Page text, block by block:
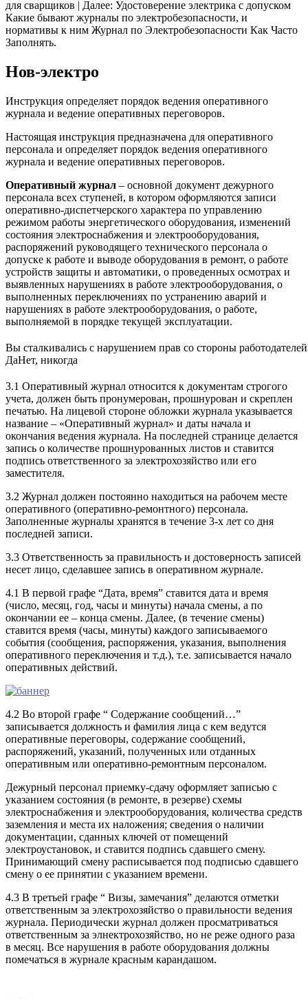
для сварщиков | Далее: Удостоверение электрика с допуском
Какие бывают журналы по электробезопасности, и
нормативы к ним Журнал по Электробезопасности Как Часто
Заполнять.
Нов-электро
Инструкция определяет порядок ведения оперативного
журнала и ведение оперативных переговоров.
Настоящая инструкция предназначена для оперативного
персонала и определяет порядок ведения оперативного
журнала и ведение оперативных переговоров.
Оперативный журнал – основной документ дежурного
персонала всех ступеней, в котором оформляются записи
оперативно-диспетчерского характера по управлению
режимом работы энергетического оборудования, изменений
состояния электроснабжения и электрооборудования,
распоряжений руководящего технического персонала о
допуске к работе и выводе оборудования в ремонт, о работе
устройств защиты и автоматики, о проведенных осмотрах и
выявленных нарушениях в работе электрооборудования, о
выполненных переключениях по устранению аварий и
нарушениях в работе электрооборудования, о работе,
выполняемой в порядке текущей эксплуатации.
Вы сталкивались с нарушением прав со стороны
ДаНет, никогда
3.1 Оперативный журнал относится к документам строгого
учета, должен быть пронумерован, прошнурован и скреплен
печатью. На лицевой стороне обложки журнала указывается
название – «Оперативный журнал» и даты начала и
окончания ведения журнала. На последней странице делается
запись о количестве прошнурованных листов и ставится
подпись ответственного за электрохозяйство или его
заместителя.
3.2 Журнал должен постоянно находиться на рабочем месте
оперативного (оперативно-ремонтного) персонала.
Заполненные журналы хранятся в течение 3-х лет со дня
последней записи.
3.3 Ответственность за правильность и достоверность записей
несет лицо, сделавшее запись в оперативном журнале.
4.1 В первой графе “Дата, время” ставится дата и время
(число, месяц, год, часы и минуты) начала смены, а по
окончании ее – конца смены. Далее, (в течение смены)
ставится время (часы, минуты) каждого записываемого
события (сообщения, распоряжения, указания, выполнения
оперативного переключения и т.д.), т.е. записывается начало
оперативных действий.
4.2 Во второй графе “ Содержание сообщений…”
записывается должность и фамилия лица с кем ведутся
оперативные переговоры, содержание сообщений,
распоряжений, указаний, полученных или отданных
оперативным или оперативно-ремонтным персоналом.
Дежурный персонал приемку-сдачу оформляет записью с
указанием состояния (в ремонте, в резерве) схемы
электроснабжения и электрооборудования, количества средств
заземления и места их наложения; сведения о наличии
документации, сданных ключей от помещений
электроустановок, и ставится подпись сдавшего смену.
Принимающий смену расписывается под подписью сдавшего
смену о ее принятии с указанием времени.
4.3 В третьей графе “ Визы, замечания” делаются отметки
ответственным за электрохозяйство о правильности ведения
журнала. Периодически журнал должен просматриваться
ответственным за элнектрохозяйство, но не реже одного раза
в месяц. Все нарушения в работе оборудования должны
помечаться в журнале красным карандашом.